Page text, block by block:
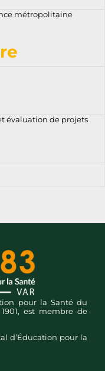
métropolitaine
évaluation de projets
pour la Santé du
est membre de
d’Éducation pour la